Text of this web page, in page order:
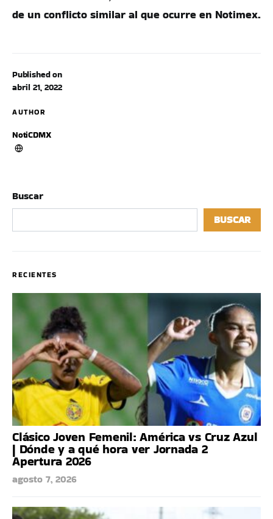
Published on
abril 21, 2022
AUTHOR
NotiCDMX
de un conflicto similar al que ocurre en Notimex.
Buscar
BUSCAR
RECIENTES
Clásico Joven Femenil: América vs Cruz Azul
| Dónde y a qué hora ver Jornada 2
Apertura 2026
agosto 7, 2026